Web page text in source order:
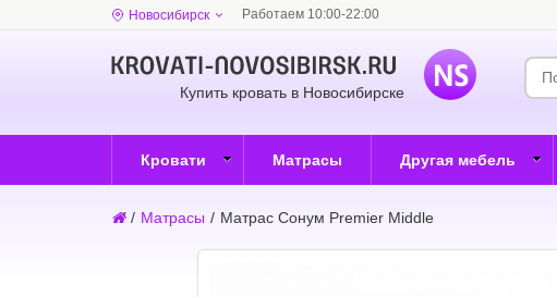
Новосибирск Работаем 10:00-22:00
Купить кровать в Новосибирске
Кровати Матрасы Другая мебель
/ Матрасы / Матрас Сонум Premier Middle